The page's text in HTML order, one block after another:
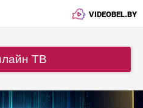
VIDEOBEL.BY
ТВ